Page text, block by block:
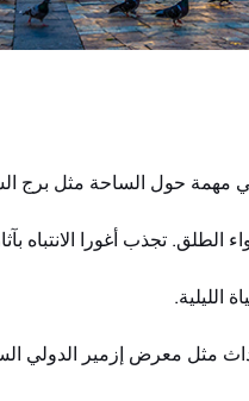
مهمة حول الساحة مثل برج
تجذب أغورا الانتباه
الليلية.
مثل معرض إزمير الدولي